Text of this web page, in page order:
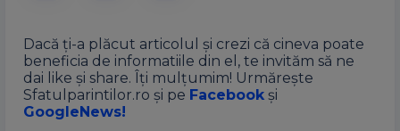
Dacă ți-a plăcut articolul și crezi că cineva poate
beneficia de informatiile din el, te invităm să ne
dai like și share. Îți mulțumim! Urmărește
Sfatulparintilor.ro și pe Facebook și
GoogleNews!